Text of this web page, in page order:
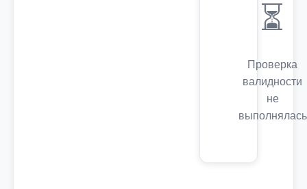
⏳
Проверка
валидности
не
выполнялась